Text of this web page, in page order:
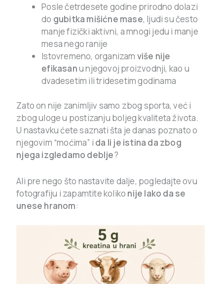
Posle četrdesete godine prirodno dolazi
do gubitka mišićne mase, ljudi su često
manje fizički aktivni, a mnogi jedu i manje
mesa nego ranije
Istovremeno, organizam više nije
efikasanu njegovoj proizvodnji, kao u
dvadesetim ili tridesetim godinama
Zato on nije zanimljiv samo zbog sporta, već i
zbog uloge u postizanju boljeg kvaliteta života.
U nastavku ćete saznati šta je danas poznato o
njegovim “moćima” i da li je istina da zbog
njega izgledamo deblje?
Ali pre nego što nastavite dalje, pogledajte ovu
fotografiju i zapamtite koliko nije lako da se
unese hranom: